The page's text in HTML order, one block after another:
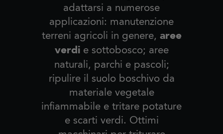
adattarsi a numerose
applicazioni: manutenzione
terreni agricoli in genere, aree
verdie sottobosco; aree
naturali, parchi e pascoli;
ripulire il suolo boschivo da
materiale vegetale
infiammabile e tritare potature
e scarti verdi. Ottimi